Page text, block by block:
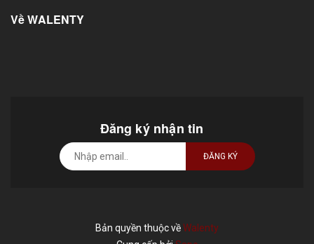
Về WALENTY
Đăng ký nhận tin
ĐĂNG KÝ
Bản quyền thuộc vềWalenty